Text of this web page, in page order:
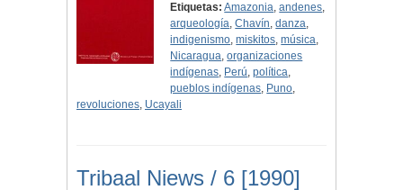
Etiquetas: Amazonia,andenes,
arqueología,Chavín,danza,
indigenismo,miskitos,música,
Nicaragua,organizaciones
indígenas, Perú,política,
pueblos indígenas, Puno,
revoluciones, Ucayali
Tribaal Niews / 6 [1990]